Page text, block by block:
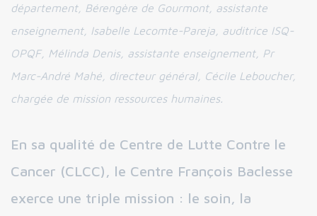
département, Bérengère de Gourmont, assistante
enseignement, Isabelle Lecomte-Pareja, auditrice ISQ-
OPQF, Mélinda Denis, assistante enseignement, Pr
Marc-André Mahé, directeur général, Cécile Leboucher,
chargée de mission ressources humaines.
En sa qualité de Centre de Lutte Contre le
Cancer (CLCC), le Centre François Baclesse
exerce une triple mission : le soin, la